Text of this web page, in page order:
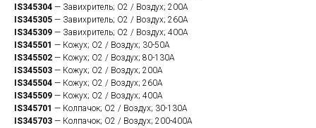
IS345304 — Завихритель; O2 / Воздух; 200А
IS345305 — Завихритель; O2 / Воздух; 260А
IS345309 — Завихритель; O2 / Воздух; 400А
IS345501 — Кожух; O2 / Воздух; 30-50А
IS345502 — Кожух; O2 / Воздух; 80-130А
IS345503 — Кожух; O2 / Воздух; 200А
IS345504 — Кожух; O2 / Воздух; 260А
IS345509 — Кожух; O2 / Воздух; 400А
IS345701 — Колпачок; O2 / Воздух; 30-130А
IS345703 — Колпачок; O2 / Воздух; 200-400А